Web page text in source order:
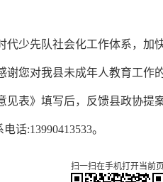
少先队社会化工作体系，加
您对我县未成年人教育工作
表》填写后，反馈县政协提
电话:13990413533。
扫一扫在手机打开当前页